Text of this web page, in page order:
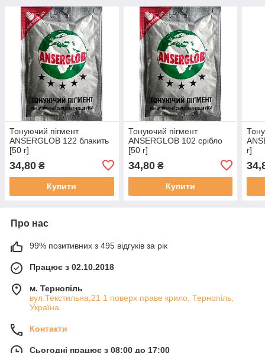
Тонуючий пігмент
ANSERGLOB 122 блакить
[50 г]
34,80 ₴
Купити
Тонуючий пігмент
ANSERGLOB 102 срібло
[50 г]
34,80₴
Купити
г]
Про нас
99% позитивних з 495 відгуків за рік
Працює з 02.10.2018
м. Тернопіль
вул.Текстильна,21 1 поверх праве крило, Тернопіль,
Україна
Контакти
Сьогодні працює з 08:00 до 17:00